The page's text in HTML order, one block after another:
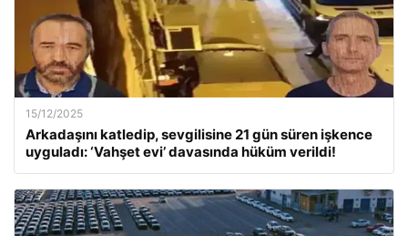
15/12/2025
Arkadaşını katledip, sevgilisine 21 gün süren işkence
uyguladı: ‘Vahşet evi’ davasında hüküm verildi!